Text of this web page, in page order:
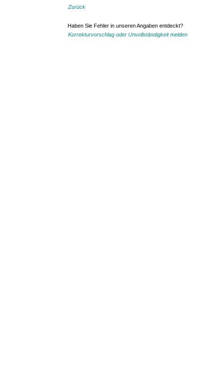
Zurück
Haben Sie Fehler in unseren Angaben entdeckt?
Korrekturvorschlag oder Unvollständigkeit melden